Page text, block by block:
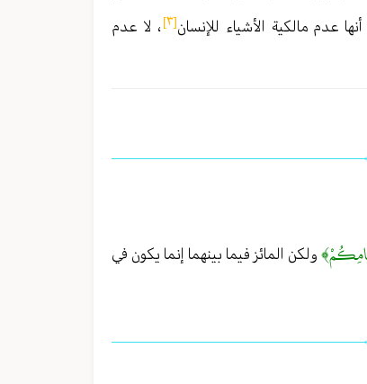
عدم مالكية الأشياء للإنسان[٣]
، لا عدم
ولكن المائز فيما بينهما إنما يكون في